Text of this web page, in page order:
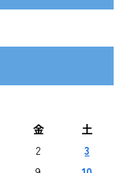
金
土
2
3